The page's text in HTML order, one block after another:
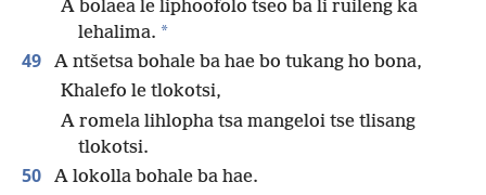
A bolaea le liphoofolo tseo ba li ruileng ka
lehalima. *
49
A ntšetsa bohale ba hae bo tukang ho bona,
Khalefo le tlokotsi,
A romela lihlopha tsa mangeloi tse tlisang
tlokotsi.
50
A lokolla bohale ba hae.